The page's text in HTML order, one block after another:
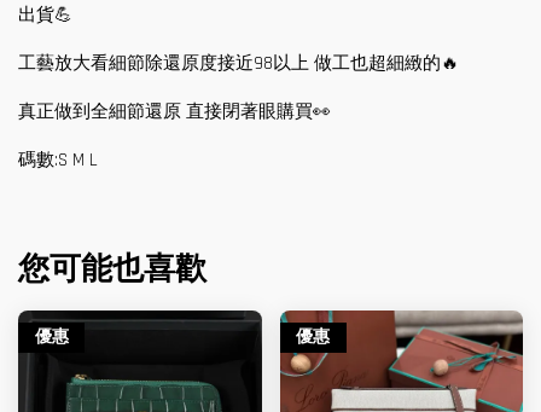
出貨💪
工藝放大看細節除還原度接近98以上 做工也超細緻的🔥
真正做到全細節還原 直接閉著眼購買👀
碼數:S M L
您可能也喜歡
優惠 優惠